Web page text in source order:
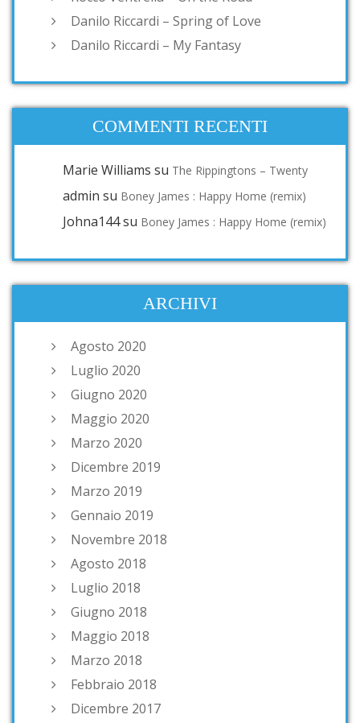
Danilo Riccardi – Spring of Love
Danilo Riccardi – My Fantasy
COMMENTI RECENTI
Marie Williams su The Rippingtons – Twenty
admin su Boney James : Happy Home (remix)
Johna144su Boney James : Happy Home (remix)
ARCHIVI
Agosto 2020
Luglio 2020
Giugno 2020
Maggio 2020
Marzo 2020
Dicembre 2019
Marzo 2019
Gennaio 2019
Novembre 2018
Agosto 2018
Luglio 2018
Giugno 2018
Maggio 2018
Marzo 2018
Febbraio 2018
Dicembre 2017